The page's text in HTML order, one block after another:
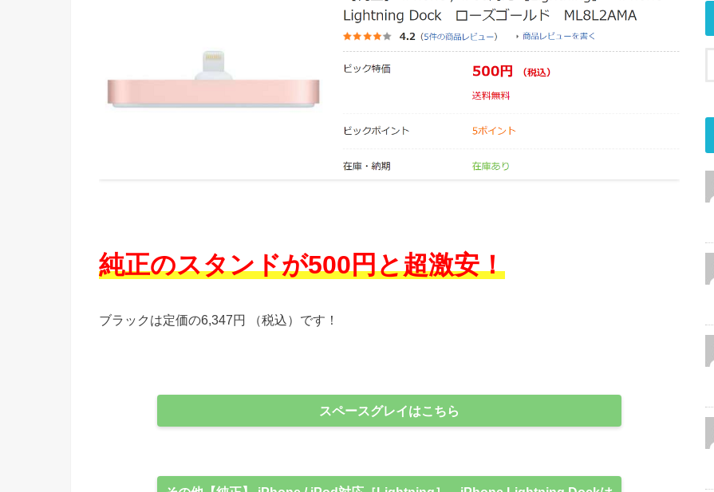
純正のスタンドが500円と超激安！
ブラックは定価の6,347円 （税込）です！
スペースグレイはこちら